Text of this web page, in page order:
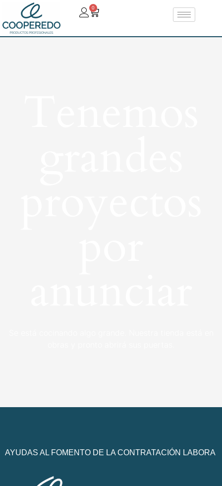
0
AYUDAS AL FOMENTO DE LA CONTRATACIÓN LABORA